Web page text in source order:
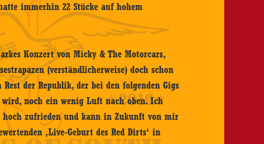
immerhin 22 Stücke auf hohem
Konzert von Micky & The Motorcars,
(verständlicherweise) doch schon
der Republik, der bei den folgenden Gigs
noch ein wenig Luft nach oben. Ich
hoch zufrieden und kann in Zukunft von mir
‚Live-Geburt des Red Dirts‘ in